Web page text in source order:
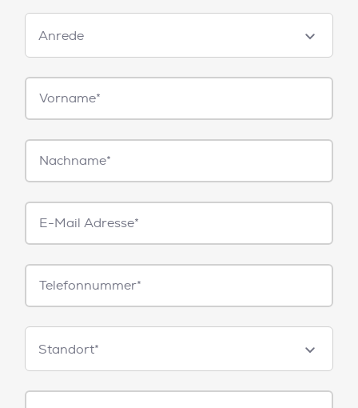
Anrede
Anrede
Vorname*
Nachname*
E-
Mail*
Telefonnummer
Standorte
Standort*
Freitext